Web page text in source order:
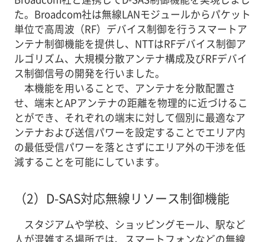
た。Broadcom社は無線LANモジュールからパケット
単位で高周波（RF）デバイス制御を行うスマートア
ンテナ制御機能を提供し、NTTはRFデバイス制御ア
ルゴリズム、大規模分散アンテナ構成及びRFデバイ
ス制御信号の開発を行いました。
本機能を用いることで、アンテナを分散配置さ
せ、端末とAPアンテナの距離を物理的に近づけるこ
とができ、それぞれの端末に対して個別に最適なア
ンテナおよび送信パワーを設定することでエリア内
の最低受信パワーを落とさずにエリア外の干渉を低
減することを可能にしています。
（2） D-SAS対応無線リソース制御機能
スタジアムや学校、ショッピングモール、駅など
人が混雑する場所では、スマートフォンなどの無線